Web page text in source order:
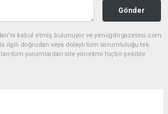
Gönder
kabul etmiş bulunuyor ve yeniigdirgazetesi.com
ilgili doğrudan veya dolaylı tüm sorumluluğu tek
tüm yorumlardan site yönetimi hiçbir şekilde